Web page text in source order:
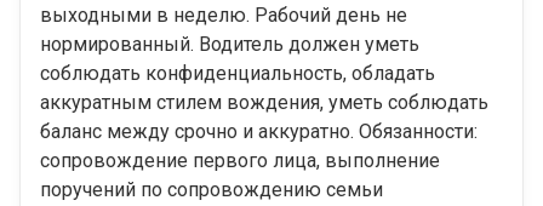
выходными в неделю. Рабочий день не
нормированный. Водитель должен уметь
соблюдать конфиденциальность, обладать
аккуратным стилем вождения, уметь соблюдать
баланс между срочно и аккуратно. Обязанности:
сопровождение первого лица, выполнение
поручений по сопровождению семьи